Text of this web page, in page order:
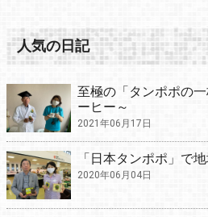
人気の日記
至極の「タンポポの
ーヒー～
2021年06月17日
「日本タンポポ」で
2020年06月04日